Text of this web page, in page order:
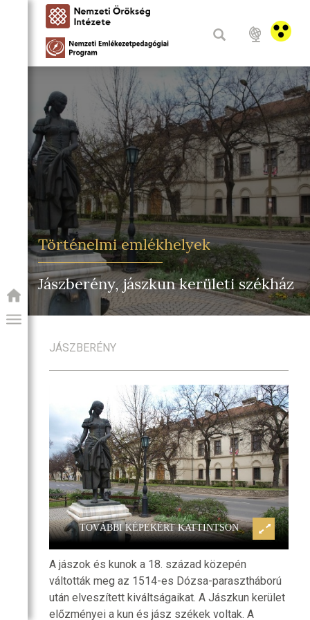
PROGRAM
Történelmi emlékhelyek
Jászberény, jászkun kerületi székház
JÁSZBERÉNY
TOVÁBBI KÉPEKÉRT KATTINTSON
székház Jászberény, jászkun kerületi
A jászok és kunok a 18. század közepén
váltották meg az 1514-es Dózsa-parasztháború
után elveszített kiváltságaikat. A Jászkun kerület
előzményei a kun és jász székek voltak. A